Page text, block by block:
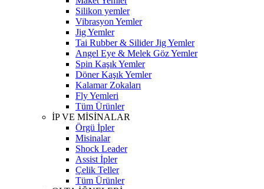
Silikon yemler
Vibrasyon Yemler
Jig Yemler
Tai Rubber & Silider Jig Yemler
Angel Eye & Melek Göz Yemler
Spin Kaşık Yemler
Döner Kaşık Yemler
Kalamar Zokaları
Fly Yemleri
Tüm Ürünler
İP VE MİSİNALAR
Örgü İpler
Misinalar
Shock Leader
Assist İpler
Çelik Teller
Tüm Ürünler